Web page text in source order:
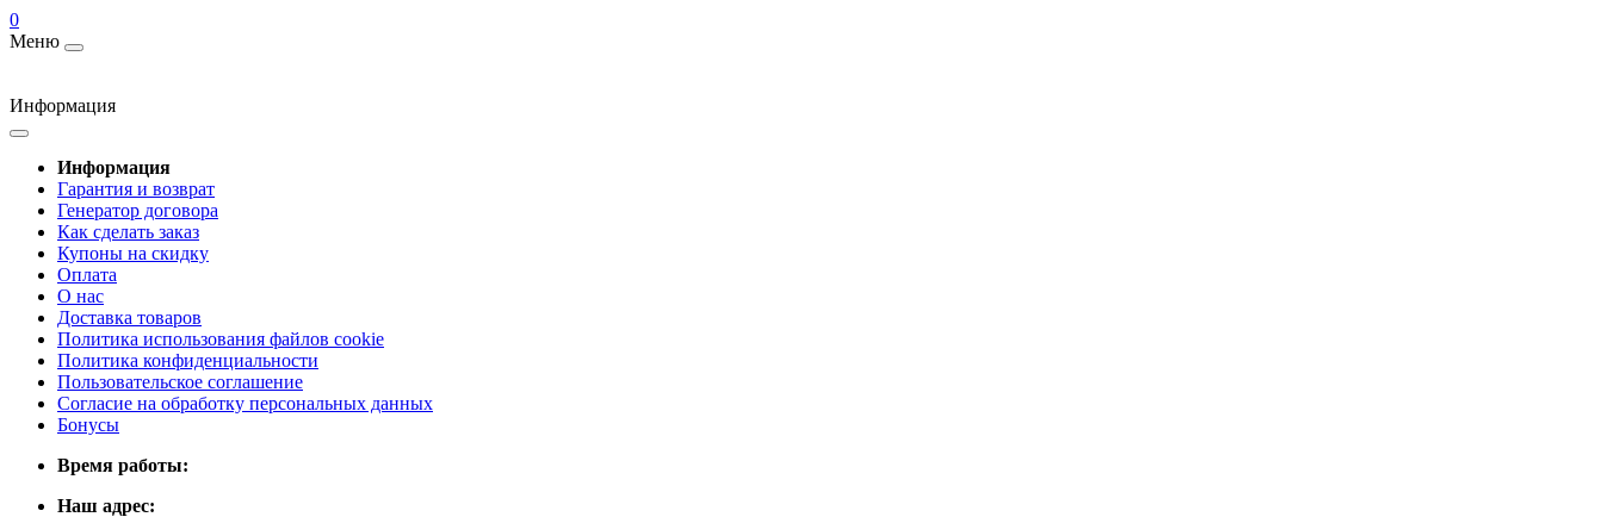
0
Меню
Информация
Информация
Гарантия и возврат
Генератор договора
Как сделать заказ
Купоны на скидку
Оплата
О нас
Доставка товаров
Политика использования файлов cookie
Политика конфиденциальности
Пользовательское соглашение
Согласие на обработку персональных данных
Бонусы
Время работы:
Наш адрес: